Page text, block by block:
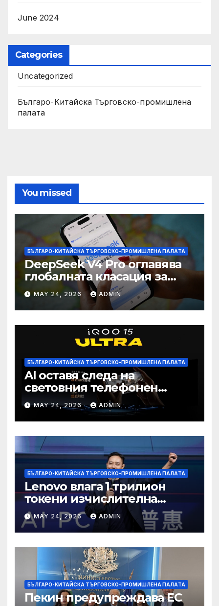
June 2024
Categories
Uncategorized
Българо-Китайска Търговско-промишлена
палaта
You missed
БЪЛГАРО-КИТАЙСКА ТЪРГОВСКО-ПРОМИШЛЕНА ПАЛAТА
DeepSeek V4 Pro оглавява
глобалната класация за
печалба след 75%
намаление на цената
MAY 24, 2026 ADMIN
БЪЛГАРО-КИТАЙСКА ТЪРГОВСКО-ПРОМИШЛЕНА ПАЛAТА
AI оставя следа на
световния телефонен
пазар
MAY 24, 2026 ADMIN
БЪЛГАРО-КИТАЙСКА ТЪРГОВСКО-ПРОМИШЛЕНА ПАЛAТА
Lenovo влага 1 трилион
токени изчислителна
мощност в AI екосистемата
MAY 24, 2026 ADMIN
БЪЛГАРО-КИТАЙСКА ТЪРГОВСКО-ПРОМИШЛЕНА ПАЛAТА
Пекин предупреждава ЕС